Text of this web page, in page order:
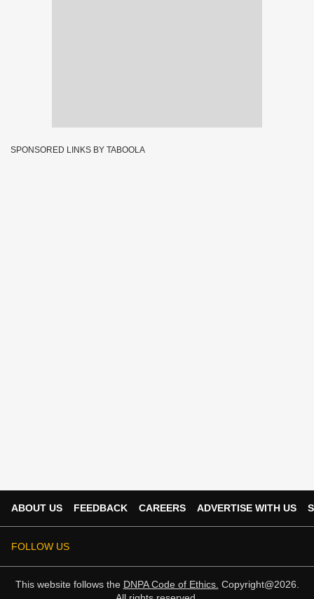
SPONSORED LINKS BY TABOOLA
ABOUT US FEEDBACK CAREERS ADVERTISE WITH US
FOLLOW US
This website follows the DNPA Code of Ethics. Copyright@2026.